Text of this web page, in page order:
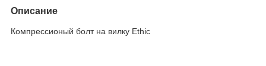
Описание
Компрессионый болт на вилку Ethic